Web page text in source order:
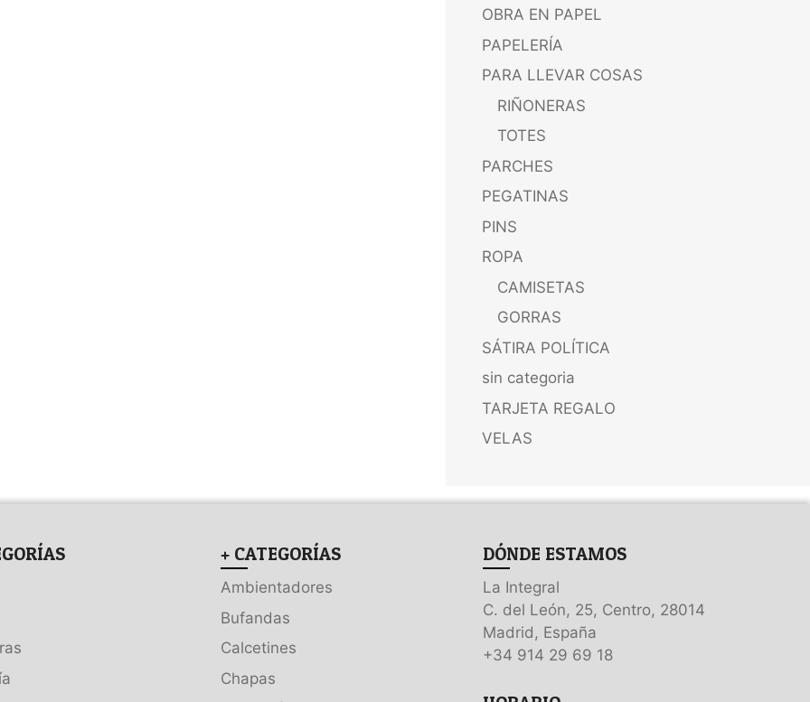
OBRA EN PAPEL
PAPELERÍA
PARA LLEVAR COSAS
RIÑONERAS
TOTES
PARCHES
PEGATINAS
PINS
ROPA
CAMISETAS
GORRAS
SÁTIRA POLÍTICA
sin categoria
TARJETA REGALO
VELAS
+ CATEGORÍAS
Ambientadores
Bufandas
Calcetines
Chapas
DÓNDE ESTAMOS
La Integral
C. del León, 25, Centro, 28014
Madrid, España
+34 914 29 69 18